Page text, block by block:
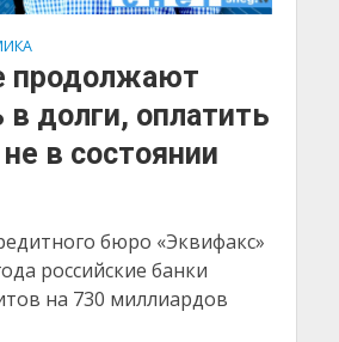
продолжают
в долги, оплатить
в состоянии
бюро «Эквифакс»
российские банки
на 730 миллиардов